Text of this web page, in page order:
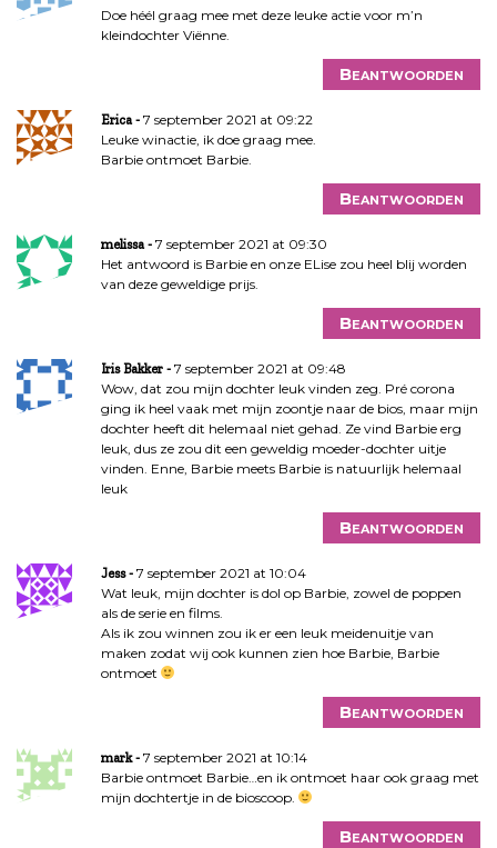
Doe héél graag mee met deze leuke actie voor m’n
kleindochter Viënne.
Beantwoorden
Erica
7 september 2021 at 09:22
Leuke winactie, ik doe graag mee.
Barbie ontmoet Barbie.
Beantwoorden
melissa
7 september 2021 at 09:30
Het antwoord is Barbie en onze ELise zou heel blij worden
van deze geweldige prijs.
Beantwoorden
Iris Bakker
7 september 2021 at 09:48
Wow, dat zou mijn dochter leuk vinden zeg. Pré corona
ging ik heel vaak met mijn zoontje naar de bios, maar mijn
dochter heeft dit helemaal niet gehad. Ze vind Barbie erg
leuk, dus ze zou dit een geweldig moeder-dochter uitje
vinden. Enne, Barbie meets Barbie is natuurlijk helemaal
leuk
Beantwoorden
Jess
7 september 2021 at 10:04
Wat leuk, mijn dochter is dol op Barbie, zowel de poppen
als de serie en films.
Als ik zou winnen zou ik er een leuk meidenuitje van
maken zodat wij ook kunnen zien hoe Barbie, Barbie
ontmoet
Beantwoorden
mark
7 september 2021 at 10:14
Barbie ontmoet Barbie…en ik ontmoet haar ook graag met
mijn dochtertje in de bioscoop.
Beantwoorden